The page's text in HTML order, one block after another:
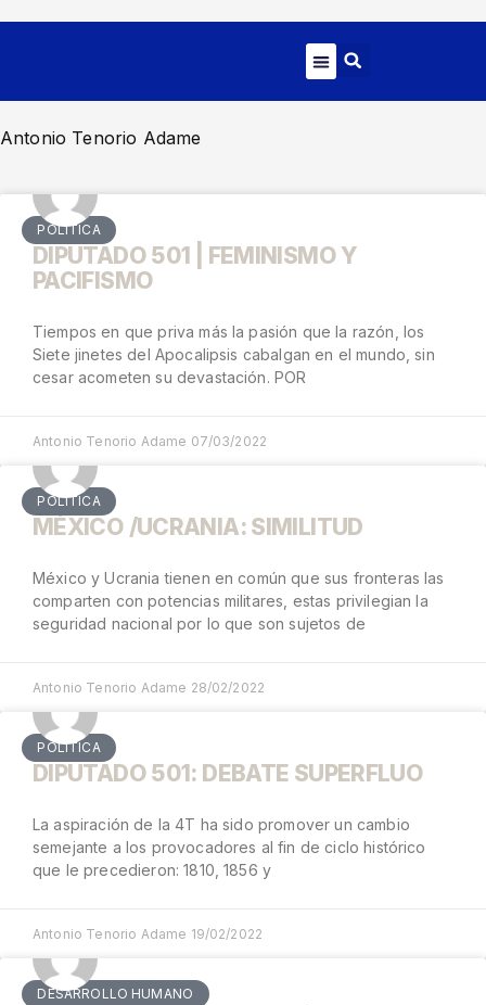
Antonio Tenorio Adame
POLÍTICA
DIPUTADO 501 | FEMINISMO Y
PACIFISMO
Tiempos en que priva más la pasión que la razón, los
Siete jinetes del Apocalipsis cabalgan en el mundo, sin
cesar acometen su devastación. POR
Antonio Tenorio Adame 07/03/2022
POLÍTICA
MÉXICO /UCRANIA: SIMILITUD
México y Ucrania tienen en común que sus fronteras las
comparten con potencias militares, estas privilegian la
seguridad nacional por lo que son sujetos de
Antonio Tenorio Adame 28/02/2022
POLÍTICA
DIPUTADO 501: DEBATE SUPERFLUO
La aspiración de la 4T ha sido promover un cambio
semejante a los provocadores al fin de ciclo histórico
que le precedieron: 1810, 1856 y
Antonio Tenorio Adame 19/02/2022
DESARROLLO HUMANO